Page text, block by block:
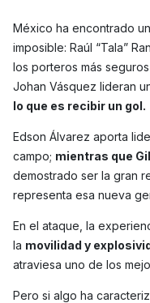
México ha encontrado
imposible: Raúl “Tala”
los porteros más
Johan Vásquez lideran
lo que es recibir un gol.
Edson Álvarez aporta
campo; mientras que
demostrado ser la gran
representa esa nueva
En el ataque, la
la movilidad y
atraviesa uno de los
Pero si algo ha